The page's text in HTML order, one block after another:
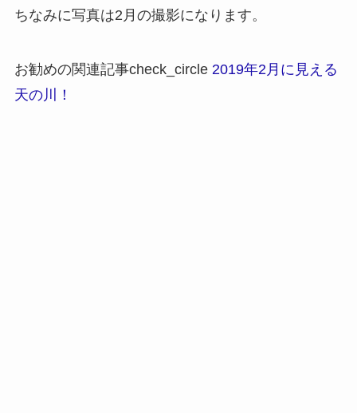
ちなみに写真は2月の撮影になります。
お勧めの関連記事check_circle 2019年2月に見える
天の川！